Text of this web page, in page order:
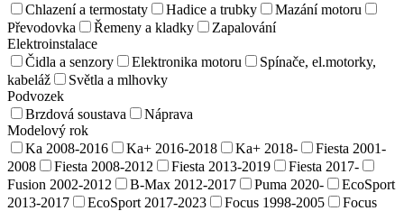
Chlazení a termostaty
Hadice a trubky
Mazání motoru
Převodovka
Řemeny a kladky
Zapalování
Elektroinstalace
Čidla a senzory
Elektronika motoru
Spínače, el.motorky,
kabeláž
Světla a mlhovky
Podvozek
Brzdová soustava
Náprava
Modelový rok
Ka 2008-2016
Ka+ 2016-2018 Ka+ 2018-
Fiesta 2001-
2008
Fiesta 2008-2012 Fiesta 2013-2019
Fiesta 2017-
Fusion 2002-2012
B-Max 2012-2017 Puma 2020-
EcoSport
2013-2017
EcoSport 2017-2023 Focus 1998-2005
Focus